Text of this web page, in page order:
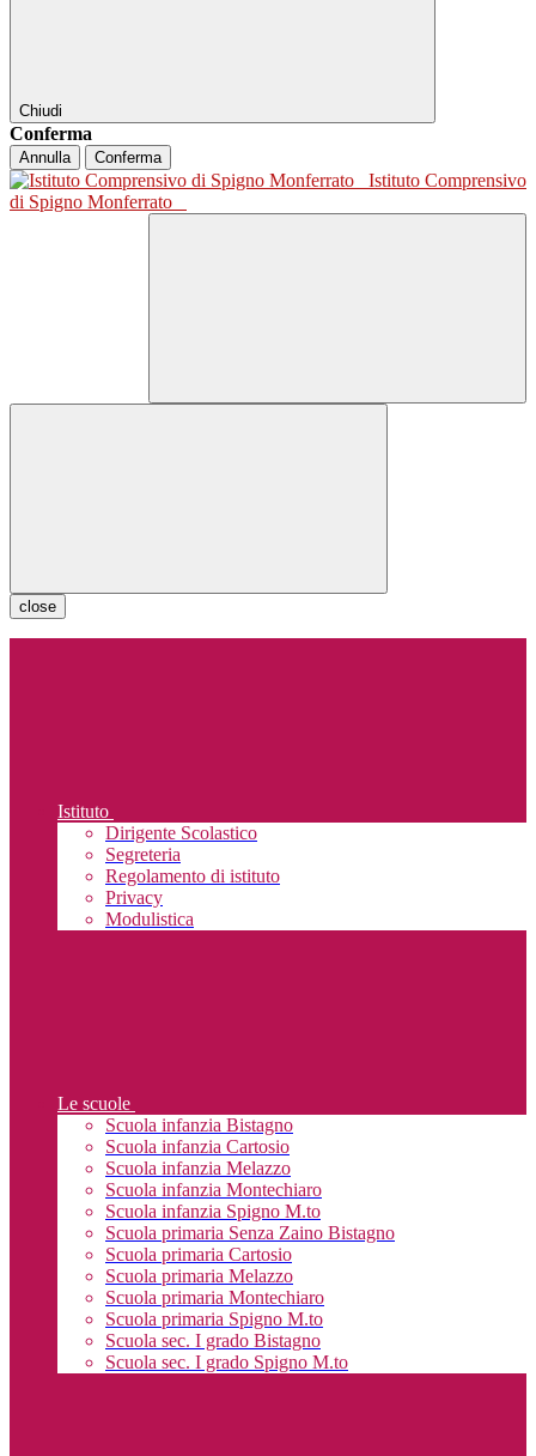
Chiudi
Conferma
Annulla Conferma
Istituto Comprensivo
di Spigno Monferrato
close
Istituto
Dirigente Scolastico
Segreteria
Regolamento di istituto
Privacy
Modulistica
Le scuole
Scuola infanzia Bistagno
Scuola infanzia Cartosio
Scuola infanzia Melazzo
Scuola infanzia Montechiaro
Scuola infanzia Spigno M.to
Scuola primaria Senza Zaino Bistagno
Scuola primaria Cartosio
Scuola primaria Melazzo
Scuola primaria Montechiaro
Scuola primaria Spigno M.to
Scuola sec. I grado Bistagno
Scuola sec. I grado Spigno M.to